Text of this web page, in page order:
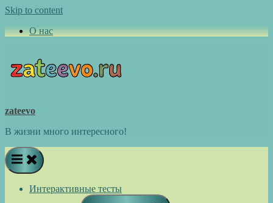
Skip to content
О нас
zateevo
В жизни много интересного!
Интерактивные тесты